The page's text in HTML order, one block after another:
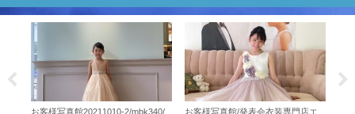
お客様写真館20211010-2/mbk340/
お客様写真館/発表会衣装専門店エ